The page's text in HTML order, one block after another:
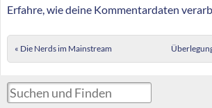
Erfahre, wie deine Kommentardaten
Post navigation
« Die Nerds im Mainstream
Suchen und Finden